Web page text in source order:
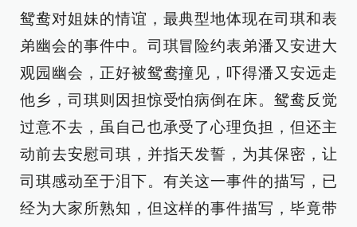
鸳鸯对姐妹的情谊，最典型地体现在司琪和表
弟幽会的事件中。司琪冒险约表弟潘又安进大
观园幽会，正好被鸳鸯撞见，吓得潘又安远走
他乡，司琪则因担惊受怕病倒在床。鸳鸯反觉
过意不去，虽自己也承受了心理负担，但还主
动前去安慰司琪，并指天发誓，为其保密，让
司琪感动至于泪下。有关这一事件的描写，已
经为大家所熟知，但这样的事件描写，毕竟带